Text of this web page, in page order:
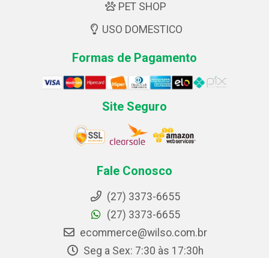
PET SHOP
USO DOMESTICO
Formas de Pagamento
Site Seguro
Fale Conosco
(27) 3373-6655
(27) 3373-6655
ecommerce@wilso.com.br
Seg a Sex: 7:30 às 17:30h